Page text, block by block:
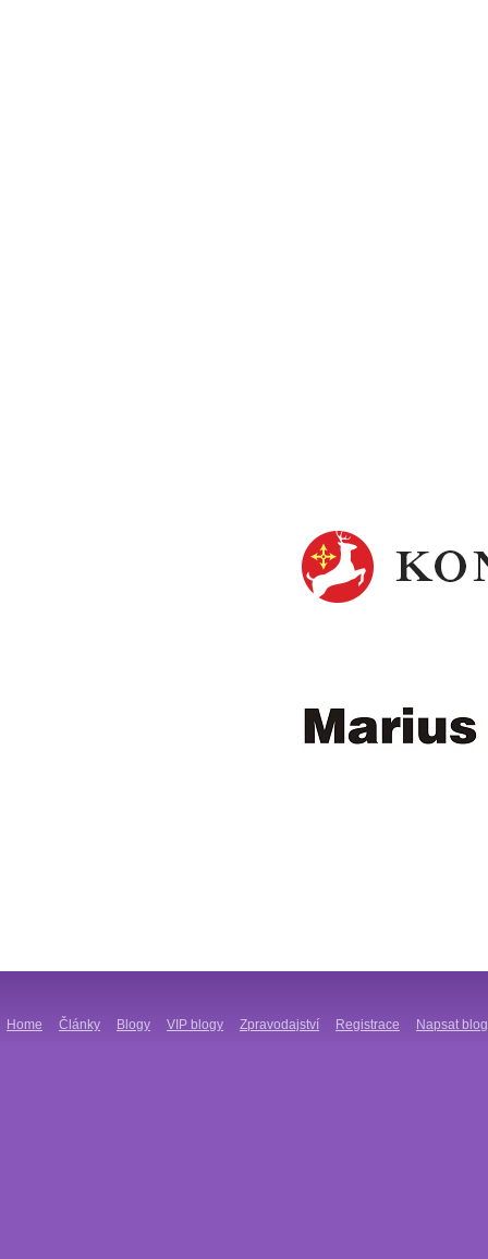
Home Články Blogy VIP blogy Zpravodajství Registrace Napsat blog